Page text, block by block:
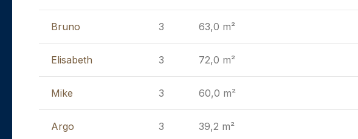
Bruno 3 63,0 m²
Elisabeth 3 72,0 m²
Mike 3 60,0 m²
Argo 3 39,2 m²